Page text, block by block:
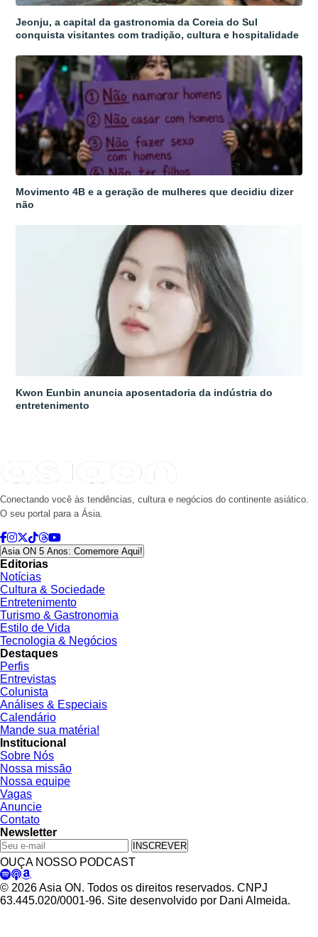
Jeonju, a capital da gastronomia da Coreia do Sul
conquista visitantes com tradição, cultura e hospitalidade
Movimento 4B e a geração de mulheres que decidiu dizer
não
Kwon Eunbin anuncia aposentadoria da indústria do
entretenimento
Conectando você às tendências, cultura e negócios do continente asiático.
O seu portal para a Ásia.
Asia ON 5 Anos: Comemore Aqui!
Editorias
Notícias
Cultura & Sociedade
Entretenimento
Turismo & Gastronomia
Estilo de Vida
Tecnologia & Negócios
Destaques
Perfis
Entrevistas
Colunista
Análises & Especiais
Calendário
Mande sua matéria!
Institucional
Sobre Nós
Nossa missão
Nossa equipe
Vagas
Anuncie
Contato
Newsletter
INSCREVER
OUÇA NOSSO PODCAST
© 2026 Asia ON. Todos os direitos reservados. CNPJ
63.445.020/0001-96. Site desenvolvido por Dani Almeida.